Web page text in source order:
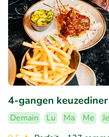
4-gangen
Demain Lu Ma Me Je